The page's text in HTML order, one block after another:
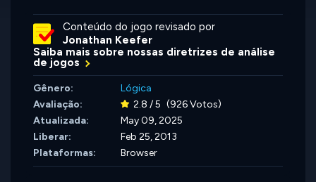
Conteúdo do jogo revisado por
Jonathan Keefer
Saiba mais sobre nossas diretrizes de análise
de jogos
Gênero:
Lógica
Avaliação:
2.8 / 5 (926 Votos)
Atualizada:
May 09, 2025
Liberar:
Feb 25, 2013
Plataformas:
Browser